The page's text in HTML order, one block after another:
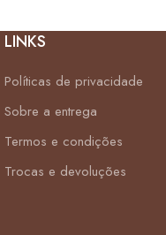
LINKS
Políticas de privacidade
Sobre a entrega
Termos e condições
Trocas e devoluções